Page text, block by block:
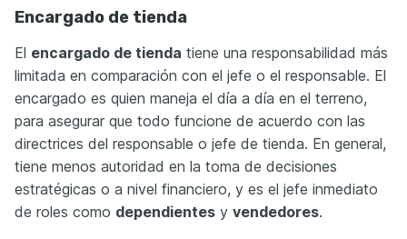
Encargado de tienda
El encargado de tienda tiene una responsabilidad más
limitada en comparación con el jefe o el responsable. El
encargado es quien maneja el día a día en el terreno,
para asegurar que todo funcione de acuerdo con las
directrices del responsable o jefe de tienda. En general,
tiene menos autoridad en la toma de decisiones
estratégicas o a nivel financiero, y es el jefe inmediato
de roles como dependientes y vendedores.